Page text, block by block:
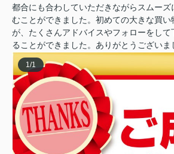
都合にも合わしていただきながらスムー
むことができました。初めての大きな買い
が、たくさんアドバイスやフォローをし
ることができました。ありがとうございま
1 /1